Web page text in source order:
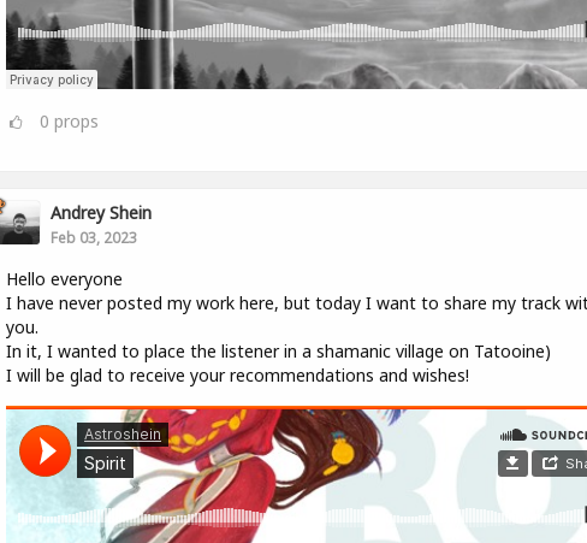
0 props
Andrey Shein
Feb 03, 2023
Hello everyone
I have never posted my work here, but today I want to share my track
you.
In it, I wanted to place the listener in a shamanic village on Tatooine)
I will be glad to receive your recommendations and wishes!